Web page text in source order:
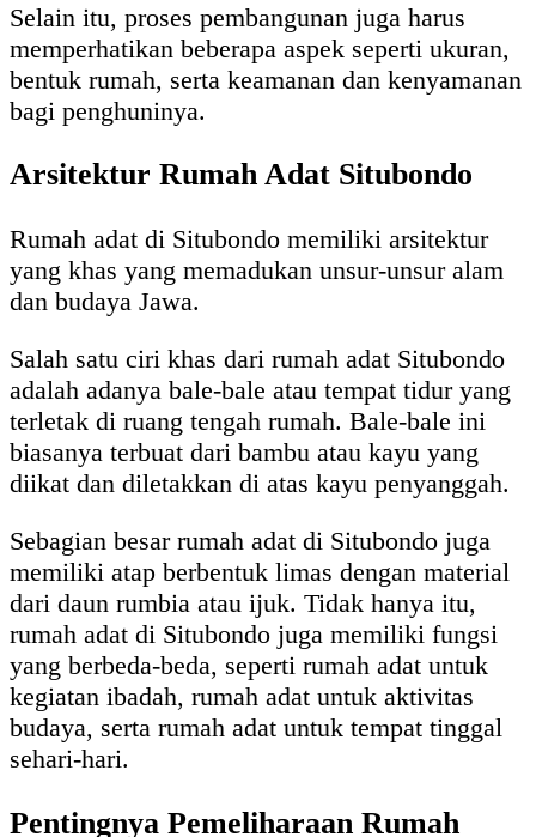
Selain itu, proses pembangunan juga harus
memperhatikan beberapa aspek seperti ukuran,
bentuk rumah, serta keamanan dan kenyamanan
bagi penghuninya.
Arsitektur Rumah Adat Situbondo
Rumah adat di Situbondo memiliki arsitektur
yang khas yang memadukan unsur-unsur alam
dan budaya Jawa.
Salah satu ciri khas dari rumah adat Situbondo
adalah adanya bale-bale atau tempat tidur yang
terletak di ruang tengah rumah. Bale-bale ini
biasanya terbuat dari bambu atau kayu yang
diikat dan diletakkan di atas kayu penyanggah.
Sebagian besar rumah adat di Situbondo juga
memiliki atap berbentuk limas dengan material
dari daun rumbia atau ijuk. Tidak hanya itu,
rumah adat di Situbondo juga memiliki fungsi
yang berbeda-beda, seperti rumah adat untuk
kegiatan ibadah, rumah adat untuk aktivitas
budaya, serta rumah adat untuk tempat tinggal
sehari-hari.
Pentingnya Pemeliharaan Rumah